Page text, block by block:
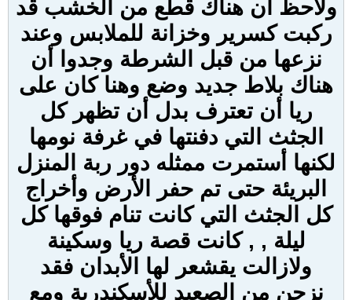
ولاحظ أن هناك قطع من الخشب قد
ركبت كسرير وخزانة للملابس وعند
نزعها من قبل الشرطة وجدوا أن
هناك بلاط جديد وضع وهنا كان على
ريا أن تعترف بدل أن تظهر كل
الجثث التي دفنتها في غرفة نومها
لكنها أستمرت ممثله دور ربة المنزل
البريئة حتى تم حفر الأرض وأخراج
كل الجثث التي كانت تنام فوقها كل
ليلة , , كانت قصة ريا وسكينة
ولازالت يقشعر لها الأبدان فقد
نزحن من الصعيد للأسكندرية ومع